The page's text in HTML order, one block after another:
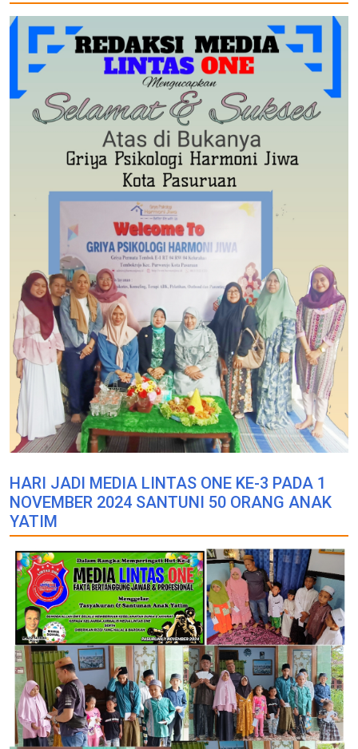
HARI JADI MEDIA LINTAS ONE KE-3 PADA 1
NOVEMBER 2024 SANTUNI 50 ORANG ANAK
YATIM